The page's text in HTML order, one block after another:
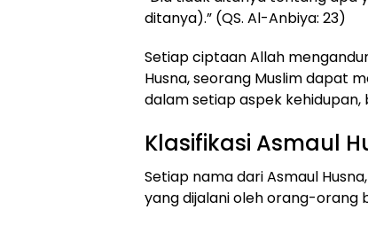
ditanya).” (QS. Al-Anbiya: 23)
Setiap ciptaan Allah
Husna, seorang Muslim dapat
dalam setiap aspek
Klasifikasi Asmaul
Setiap nama dari Asmaul
yang dijalani oleh orang-orang